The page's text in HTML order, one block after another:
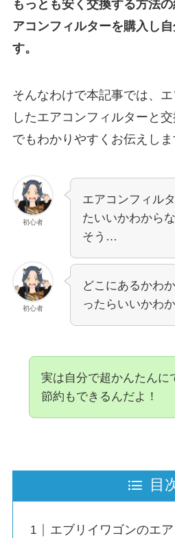
もっとも安く交換する方法
アコンフィルターを購入し
す。
そんなわけで本記事では、
したエアコンフィルターと
でもわかりやすくお伝えしま
初心者
エアコンフィル
たいいかわから
そう…
初心者
どこにあるかわ
ったらいいかわ
実は自分で超かんたんに
節約もできるんだよ！
目
エブリイワゴンのエ